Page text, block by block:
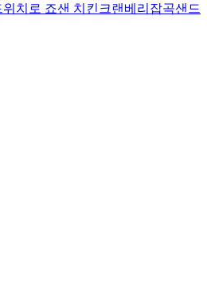
치로 죠샌 치킨크랜베리잡곡샌드